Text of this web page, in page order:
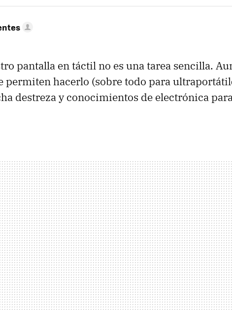
pantalla en táctil no es una tarea sencilla.
permiten hacerlo (sobre todo para
destreza y conocimientos de electrónica